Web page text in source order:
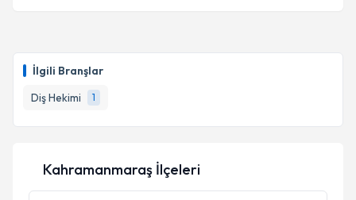
İlgili Branşlar
Diş Hekimi
1
Kahramanmaraş İlçeleri